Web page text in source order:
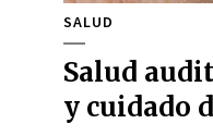
SALUD
Salud
y cuidado